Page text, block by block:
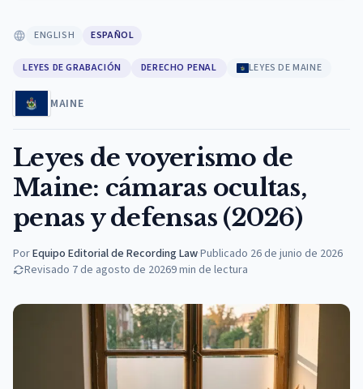
ENGLISH ESPAÑOL
LEYES DE GRABACIÓN DERECHO PENAL LEYES DE MAINE
MAINE
Leyes de voyerismo de
Maine: cámaras ocultas,
penas y defensas (2026)
PorEquipo Editorial de Recording Law·Publicado 26 de junio de 2026
Revisado 7 de agosto de 20269min de lectura